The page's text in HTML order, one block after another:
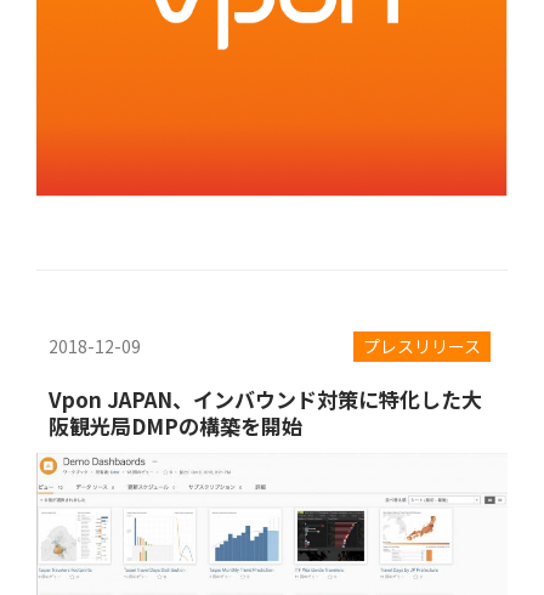
2018-12-09 プレスリリース
Vpon JAPAN、インバウンド対策に特化した大
阪観光局DMPの構築を開始